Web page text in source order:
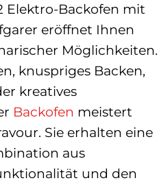
Elektro-Backofen mit
eröffnet Ihnen
Möglichkeiten.
knuspriges Backen,
kreatives
Backofen meistert
Sie erhalten eine
aus
und den